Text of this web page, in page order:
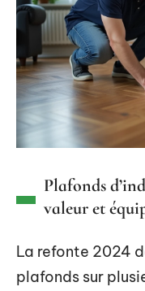
Plafonds
valeur et
La refonte 2024
plafonds sur